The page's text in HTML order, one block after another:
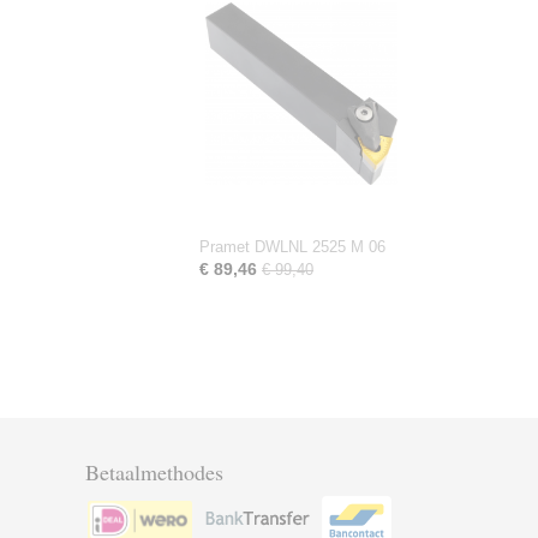
Pramet DWLNL 2525 M 06
€ 89,46 € 99,40
Betaalmethodes